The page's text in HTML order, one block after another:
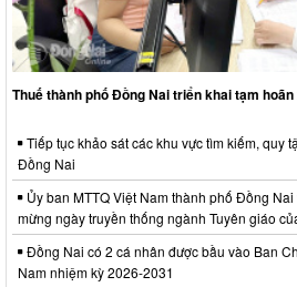
Thuế thành phố Đồng Nai triển khai tạm
Tiếp tục khảo sát các khu vực tìm kiếm, quy
Đồng Nai
Ủy ban MTTQ Việt Nam thành phố Đồng
mừng ngày truyền thống ngành Tuyên giáo
Đồng Nai có 2 cá nhân được bầu vào Ban
Nam nhiệm kỳ 2026-2031